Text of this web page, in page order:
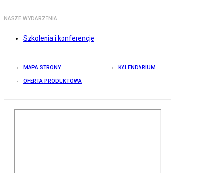
NASZE WYDARZENIA
Szkolenia i konferencje
MAPA STRONY KALENDARIUM
OFERTA PRODUKTOWA